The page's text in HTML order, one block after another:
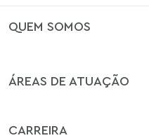
QUEM SOMOS
ÁREAS DE ATUAÇÃO
CARREIRA